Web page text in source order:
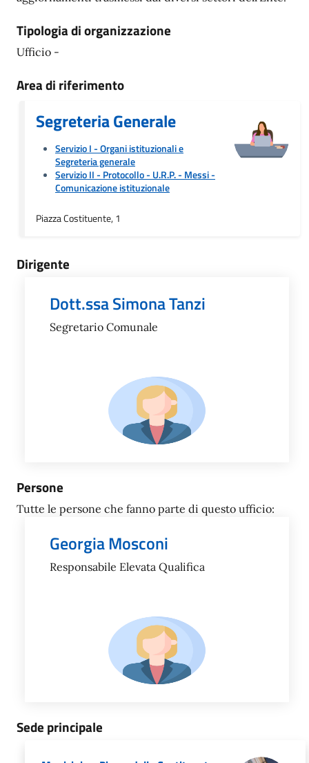
Tipologia di organizzazione
Ufficio -
Area di riferimento
Segreteria Generale
Servizio I - Organi istituzionali e
Segreteria generale
Servizio II - Protocollo - U.R.P. - Messi-
Comunicazione istituzionale
Piazza Costituente, 1
Dirigente
Dott.ssa Simona Tanzi
Segretario Comunale
Persone
Tutte le persone che fanno parte di questo ufficio:
Georgia Mosconi
Responsabile Elevata Qualifica
Sede principale